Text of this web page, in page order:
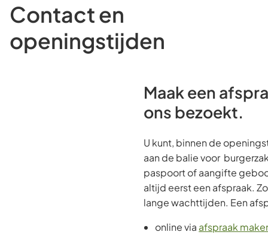
Contact en
openingstijden
Maak een
ons bezoekt.
U kunt, binnen de
aan de balie voor
paspoort of aangifte
altijd eerst een afspraak.
lange wachttijden. Een
online via afspraak